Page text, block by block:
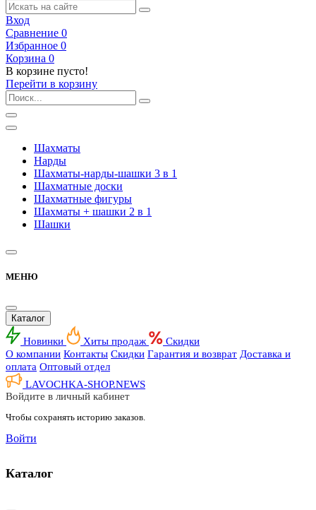
Вход
Сравнение 0
Избранное 0
Корзина 0
В корзине пусто!
Перейти в корзину
Шахматы
Нарды
Шахматы-нарды-шашки 3 в 1
Шахматные доски
Шахматные фигуры
Шахматы + шашки 2 в 1
Шашки
МЕНЮ
Каталог
Новинки Хиты продаж
Скидки
О компании Контакты Скидки Гарантия и возврат Доставка и
оплата Оптовый отдел
LAVOCHKA-SHOP.NEWS
Войдите в личный кабинет
Чтобы сохранять историю заказов.
Войти
Каталог